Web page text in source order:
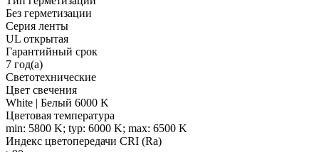
Без герметизации
Серия ленты
UL открытая
Гарантийный срок
7 год(а)
Светотехнические
Цвет свечения
White | Белый 6000 K
Цветовая температура
min: 5800 K; typ: 6000 K; max: 6500 K
Индекс цветопередачи CRI (Ra)